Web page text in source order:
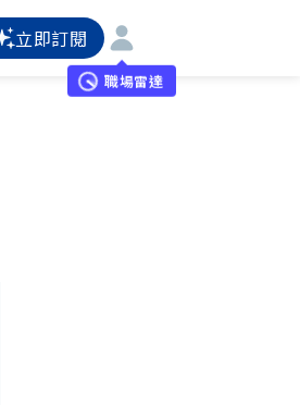
立即訂閱
職場雷達